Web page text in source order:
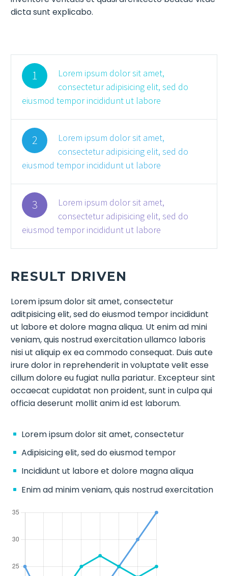
dicta sunt explicabo.
1
Lorem ipsum dolor sit amet,
consectetur adipisicing elit, sed do
eiusmod tempor incididunt ut labore
2
Lorem ipsum dolor sit amet,
consectetur adipisicing elit, sed do
eiusmod tempor incididunt ut labore
3
Lorem ipsum dolor sit amet,
consectetur adipisicing elit, sed do
eiusmod tempor incididunt ut labore
RESULT DRIVEN
Lorem ipsum dolor sit amet, consectetur
aditpisicing elit, sed do eiusmod tempor incididunt
ut labore et dolore magna aliqua. Ut enim ad mini
veniam, quis nostrud exercitation ullamco laboris
nisi ut aliquip ex ea commodo consequat. Duis aute
irure dolor in reprehenderit in voluptate velit esse
cillum dolore eu fugiat nulla pariatur. Excepteur sint
occaecat cupidatat non proident, sunt in culpa qui
officia deserunt mollit anim id est laborum.
Lorem ipsum dolor sit amet, consectetur
Adipisicing elit, sed do eiusmod tempor
Incididunt ut labore et dolore magna aliqua
Enim ad minim veniam, quis nostrud exercitation